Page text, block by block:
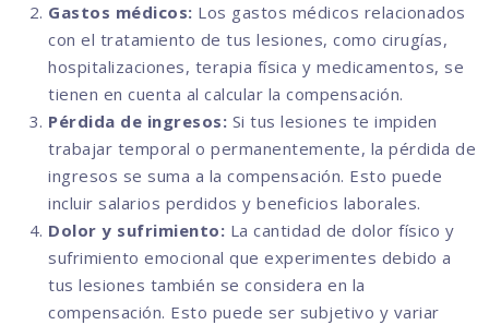
Gastos médicos: Los gastos médicos relacionados
con el tratamiento de tus lesiones, como cirugías,
hospitalizaciones, terapia física y medicamentos, se
tienen en cuenta al calcular la compensación.
Pérdida de ingresos: Si tus lesiones te impiden
trabajar temporal o permanentemente, la pérdida de
ingresos se suma a la compensación. Esto puede
incluir salarios perdidos y beneficios laborales.
Dolor y sufrimiento: La cantidad de dolor físico y
sufrimiento emocional que experimentes debido a
tus lesiones también se considera en la
compensación. Esto puede ser subjetivo y variar